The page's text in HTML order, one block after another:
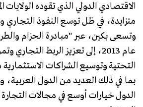
الاقتصادي الدولي الذي تقوده الولايات
متزايدة، في ظل توسع النفوذ التجاري
وتسعى بكين، عبر "مبادرة الحزام
عام 2013، إلى تعزيز الربط
التحتية وتوسيع الشراكات الاستثمارية
بما في ذلك العديد من الدول العربية،
الدول خيارات أوسع في مجالات التجارة